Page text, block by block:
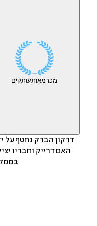
מכרמאותעותקים
דרקון הברק נחטף על
האם דרייק וחבריו